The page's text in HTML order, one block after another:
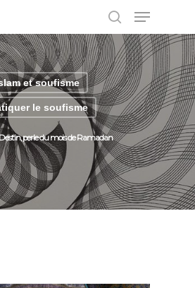
or ESC to close
et soufisme
le soufisme
perle du mois de Ramadan